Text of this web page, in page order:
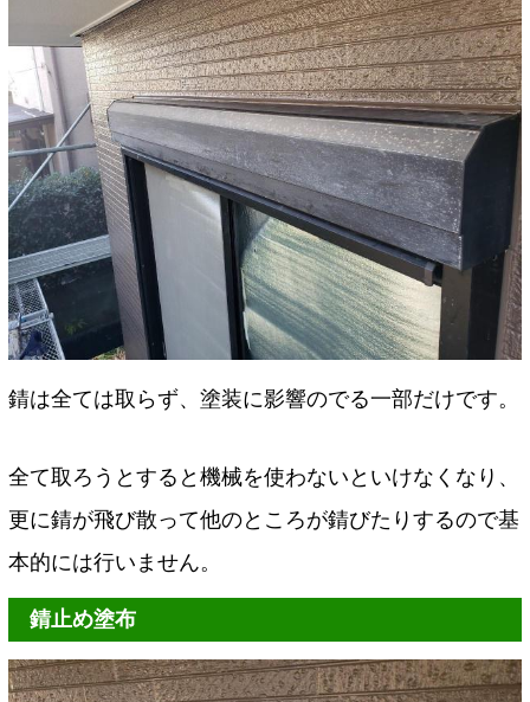
錆は全ては取らず、塗装に影響のでる一部だけです。
全て取ろうとすると機械を使わないといけなくなり、
更に錆が飛び散って他のところが錆びたりするので基
本的には行いません。
錆止め塗布